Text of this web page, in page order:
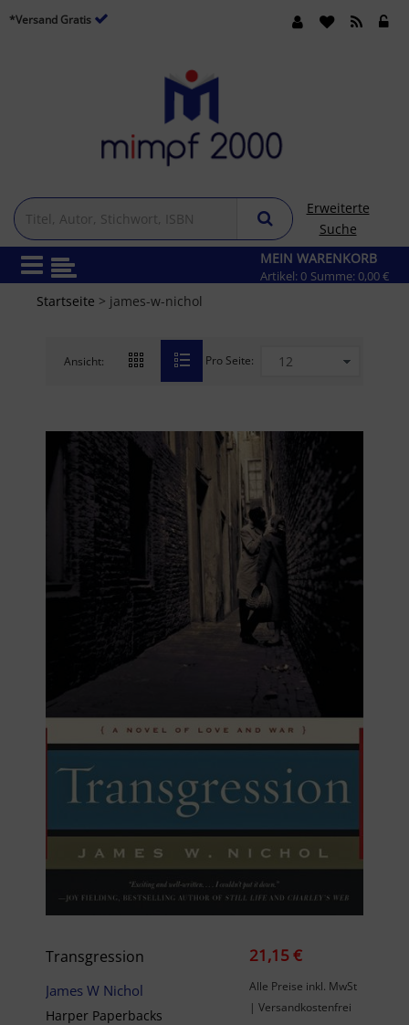
*Versand Gratis
Erweiterte
Suche
MEIN WARENKORB
Artikel: 0 Summe: 0,00 €
Startseite > james-w-nichol
Ansicht: Pro Seite:
Transgression
James W Nichol
Harper Paperbacks
21,15 €
Alle Preise inkl. MwSt
| Versandkostenfrei